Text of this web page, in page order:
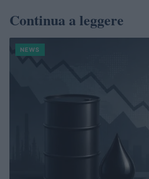
Continua a leggere
NEWS